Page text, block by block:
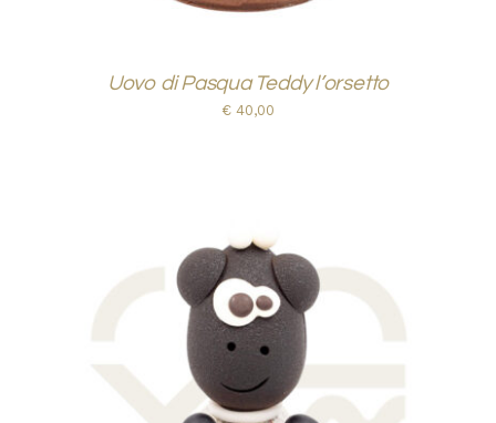
Uovo di Pasqua Teddy l’orsetto
€ 40,00
AGGIUNGI AL CARRELLO
DETTAGLI